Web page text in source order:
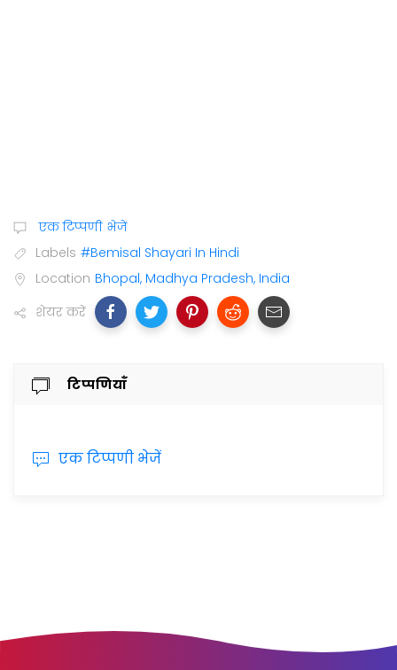
एक टिप्पणी भेजें
Labels #Bemisal Shayari In Hindi
Location Bhopal, Madhya Pradesh, India
शेयर करें
टिप्पणियाँ
एक टिप्पणी भेजें